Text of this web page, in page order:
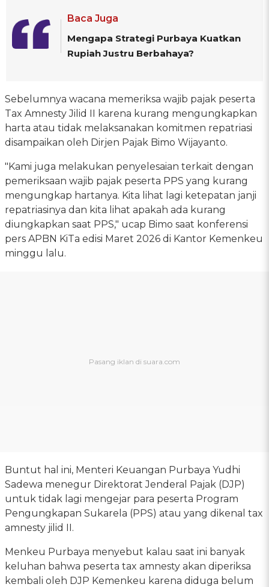
Baca Juga
Mengapa Strategi Purbaya Kuatkan
Rupiah Justru Berbahaya?
Sebelumnya wacana memeriksa wajib pajak peserta
Tax Amnesty Jilid II karena kurang mengungkapkan
harta atau tidak melaksanakan komitmen repatriasi
disampaikan oleh Dirjen Pajak Bimo Wijayanto.
"Kami juga melakukan penyelesaian terkait dengan
pemeriksaan wajib pajak peserta PPS yang kurang
mengungkap hartanya. Kita lihat lagi ketepatan janji
repatriasinya dan kita lihat apakah ada kurang
diungkapkan saat PPS," ucap Bimo saat konferensi
pers APBN KiTa edisi Maret 2026 di Kantor Kemenkeu
minggu lalu.
Buntut hal ini, Menteri Keuangan Purbaya Yudhi
Sadewa menegur Direktorat Jenderal Pajak (DJP)
untuk tidak lagi mengejar para peserta Program
Pengungkapan Sukarela (PPS) atau yang dikenal tax
amnesty jilid II.
Menkeu Purbaya menyebut kalau saat ini banyak
keluhan bahwa peserta tax amnesty akan diperiksa
kembali oleh DJP Kemenkeu karena diduga belum